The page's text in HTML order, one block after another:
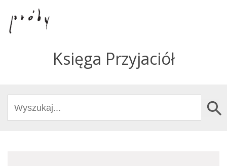
Księga Przyjaciół
Search
for:
Search Button